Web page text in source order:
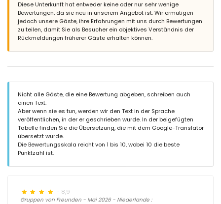
Diese Unterkunft hat entweder keine oder nur sehr wenige
Bewertungen, da sie neu in unserem Angebot ist. Wir ermutigen
jedoch unsere Gäste, ihre Erfahrungen mit uns durch Bewertungen
zu teilen, damit Sie als Besucher ein objektives Verständnis der
Rückmeldungen früherer Gäste erhalten können.
Nicht alle Gäste, die eine Bewertung abgeben, schreiben auch
einen Text.
Aber wenn sie es tun, werden wir den Text in der Sprache
veröffentlichen, in der er geschrieben wurde. In der beigefügten
Tabelle finden Sie die Übersetzung, die mit dem Google-Translator
übersetzt wurde.
Die Bewertungsskala reicht von 1 bis 10, wobei 10 die beste
Punktzahl ist.
- 8,9
Gruppen von Freunden - Mai 2026 - Niederlande :